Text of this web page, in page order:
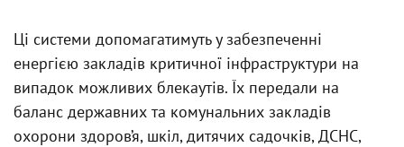
Ці системи допомагатимуть у забезпеченні
енергією закладів критичної інфраструктури на
випадок можливих блекаутів. Їх передали на
баланс державних та комунальних закладів
охорони здоров’я, шкіл, дитячих садочків, ДСНС,